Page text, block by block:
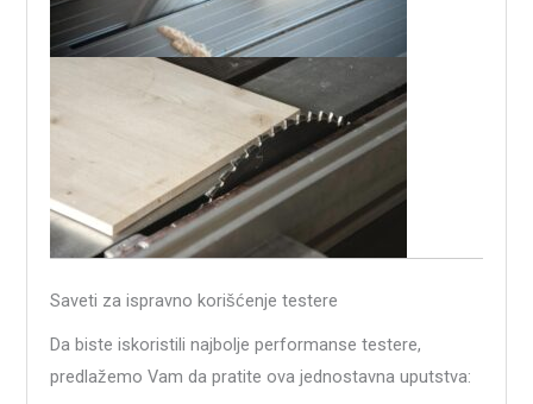
Saveti za ispravno korišćenje testere
Da biste iskoristili najbolje performanse testere,
predlažemo Vam da pratite ova jednostavna uputstva: